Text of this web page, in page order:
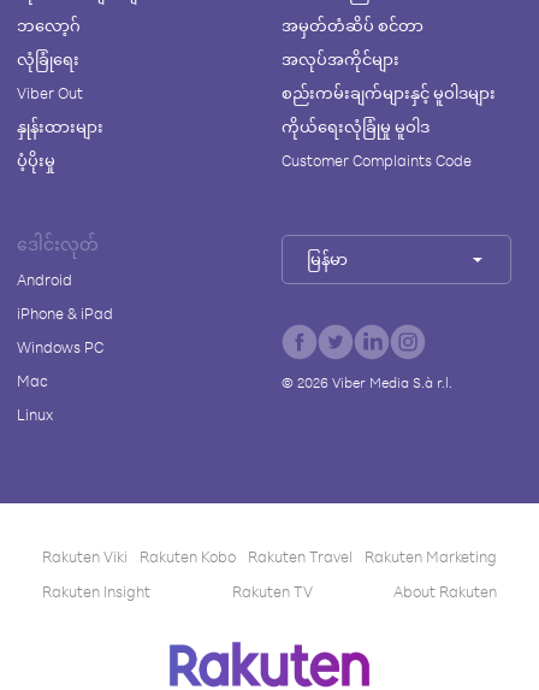
ဘလော့ဂ်
လုံခြုံရေး
Viber Out
နှုန်းထားများ
ပံ့ပိုးမှု
အမှတ်တံဆိပ် စင်တာ
အလုပ်အကိုင်များ
စည်းကမ်းချက်များနှင့် မူဝါဒများ
ကိုယ်ရေးလုံခြုံမှု မူဝါဒ
Customer Complaints Code
ဒေါင်းလုတ်
Android
iPhone & iPad
Windows PC
Mac
Linux
မြန်မာ
© 2026Viber Media S.à r.l.
Rakuten Viki Rakuten Kobo Rakuten Travel
Rakuten Marketing
Rakuten Insight
Rakuten TV About Rakuten